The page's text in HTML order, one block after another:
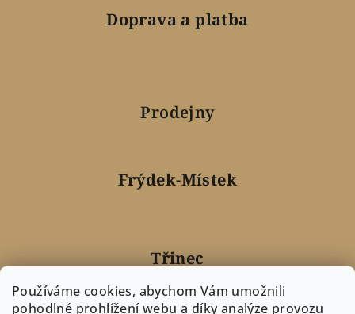
Používáme cookies, abychom Vám umožnili
pohodlné prohlížení webu a díky analýze provozu
Doprava a platba
Prodejny
Frýdek-Místek
Třinec